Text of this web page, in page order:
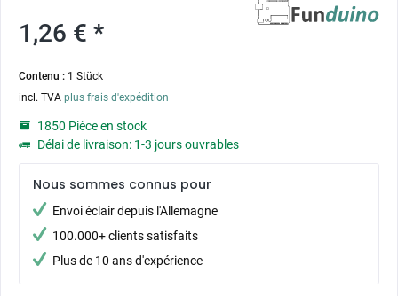
1,26 € *
Contenu : 1 Stück
incl. TVA plus frais d'expédition
1850 Pièce en stock
Délai de livraison: 1-3 jours ouvrables
Nous sommes connus pour
Envoi éclair depuis l'Allemagne
100.000+ clients satisfaits
Plus de 10 ans d'expérience